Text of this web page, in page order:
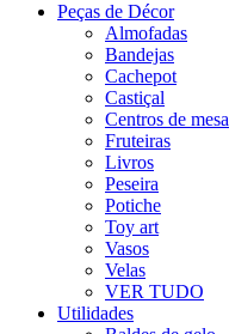
Peças de Décor
Almofadas
Bandejas
Cachepot
Castiçal
Centros de mesa
Fruteiras
Livros
Peseira
Potiche
Toy art
Vasos
Velas
VER TUDO
Utilidades